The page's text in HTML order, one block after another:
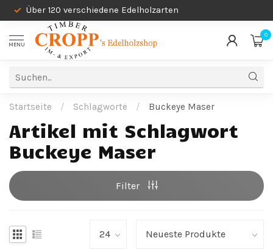
Über 120 verschiedene Edelholzarten
MENU
0
Startseite / Schlagworte / Buckeye Maser
Artikel mit Schlagwort
Buckeye Maser
Filter